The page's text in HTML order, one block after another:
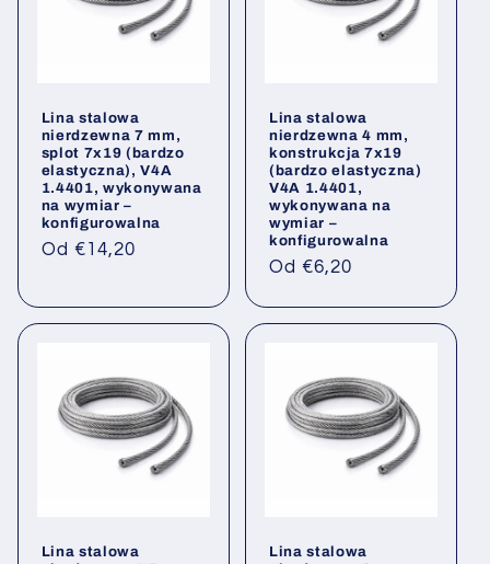
Lina stalowa
nierdzewna 7 mm,
splot 7x19 (bardzo
elastyczna), V4A
1.4401, wykonywana
na wymiar –
konfigurowalna
Cena
Od €14,20
Lina stalowa
nierdzewna 4 mm,
konstrukcja 7x19
(bardzo elastyczna)
V4A 1.4401,
wykonywana na
wymiar –
konfigurowalna
Cena
Od €6,20
Lina stalowa
Lina stalowa